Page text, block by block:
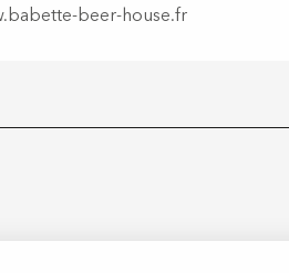
beer-house.fr